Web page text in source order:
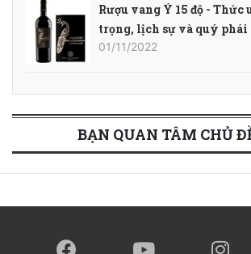
Rượu vang Ý 15 độ - Thức
trọng, lịch sự và quý phái
01/11/2022
BẠN QUAN TÂM CHỦ